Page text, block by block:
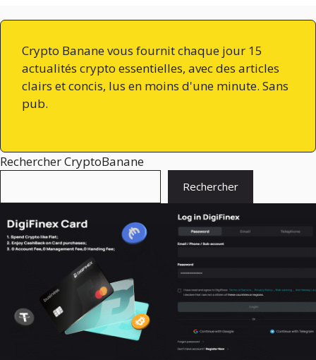
Crypto Banane vous fournit chaque jour 15
actualités crypto essentielles, avec des articles
clairs et concis, lus en moins d'une minute. Sans
pub.
Rechercher CryptoBanane
Rechercher